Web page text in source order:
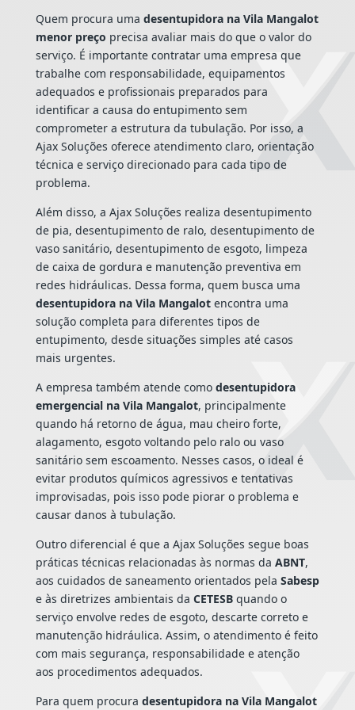
Quem procura uma desentupidora na Vila Mangalot
menor preço precisa avaliar mais do que o valor do
serviço. É importante contratar uma empresa que
trabalhe com responsabilidade, equipamentos
adequados e profissionais preparados para
identificar a causa do entupimento sem
comprometer a estrutura da tubulação. Por isso, a
Ajax Soluções oferece atendimento claro, orientação
técnica e serviço direcionado para cada tipo de
problema.
Além disso, a Ajax Soluções realiza desentupimento
de pia, desentupimento de ralo, desentupimento de
vaso sanitário, desentupimento de esgoto, limpeza
de caixa de gordura e manutenção preventiva em
redes hidráulicas. Dessa forma, quem busca uma
desentupidora na Vila Mangalotencontra uma
solução completa para diferentes tipos de
entupimento, desde situações simples até casos
mais urgentes.
A empresa também atende como desentupidora
emergencial na Vila Mangalot, principalmente
quando há retorno de água, mau cheiro forte,
alagamento, esgoto voltando pelo ralo ou vaso
sanitário sem escoamento. Nesses casos, o ideal é
evitar produtos químicos agressivos e tentativas
improvisadas, pois isso pode piorar o problema e
causar danos à tubulação.
Outro diferencial é que a Ajax Soluções segue boas
práticas técnicas relacionadas às normas da ABNT,
aos cuidados de saneamento orientados pela Sabesp
e às diretrizes ambientais da CETESBquando o
serviço envolve redes de esgoto, descarte correto e
manutenção hidráulica. Assim, o atendimento é feito
com mais segurança, responsabilidade e atenção
aos procedimentos adequados.
Para quem procura desentupidora na Vila Mangalot